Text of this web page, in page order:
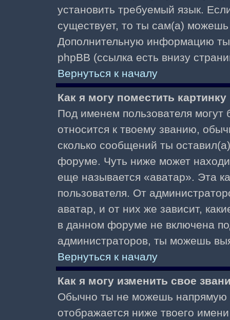
установить требуемый язык.
существует, то ты сам(а)
Дополнительную информацию
phpBB (ссылка есть внизу
Вернуться к началу
Как я могу поместить
Под именем пользователя могут
относится к твоему званию,
сколько сообщений ты
форуме. Чуть ниже может
еще называется «аватар». Эта
пользователя. От
аватар, и от них же зависит,
в данном форуме не включена
администраторов, ты можешь
Вернуться к началу
Как я могу изменить свое
Обычно ты не можешь напрямую
отображается ниже твоего